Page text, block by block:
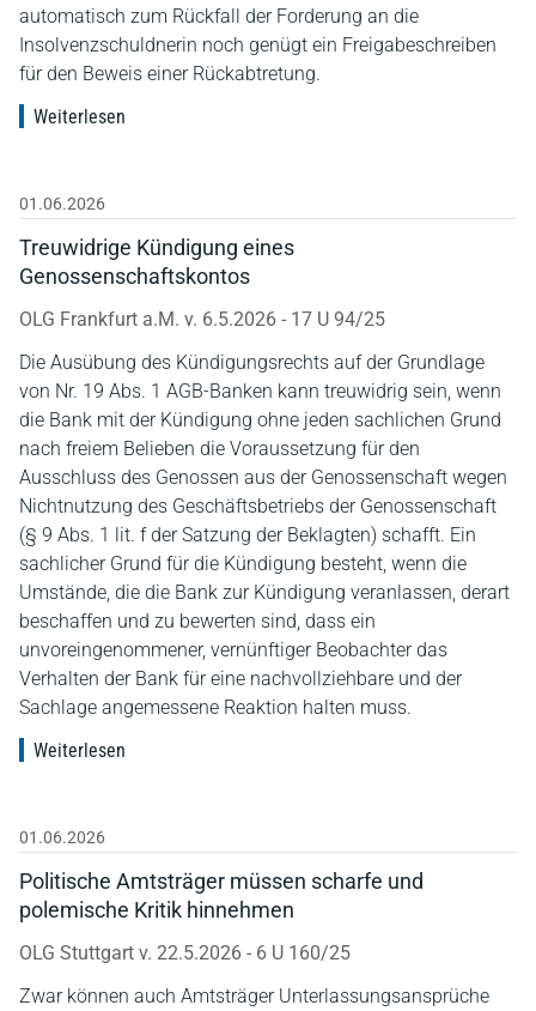
automatisch zum Rückfall der Forderung an die
Insolvenzschuldnerin noch genügt ein Freigabeschreiben
für den Beweis einer Rückabtretung.
Weiterlesen
01.06.2026
Treuwidrige Kündigung eines
Genossenschaftskontos
OLG Frankfurt a.M. v. 6.5.2026 - 17 U 94/25
Die Ausübung des Kündigungsrechts auf der Grundlage
von Nr. 19 Abs. 1 AGB-Banken kann treuwidrig sein, wenn
die Bank mit der Kündigung ohne jeden sachlichen Grund
nach freiem Belieben die Voraussetzung für den
Ausschluss des Genossen aus der Genossenschaft wegen
Nichtnutzung des Geschäftsbetriebs der Genossenschaft
(§ 9 Abs. 1 lit. f der Satzung der Beklagten) schafft. Ein
sachlicher Grund für die Kündigung besteht, wenn die
Umstände, die die Bank zur Kündigung veranlassen, derart
beschaffen und zu bewerten sind, dass ein
unvoreingenommener, vernünftiger Beobachter das
Verhalten der Bank für eine nachvollziehbare und der
Sachlage angemessene Reaktion halten muss.
Weiterlesen
01.06.2026
Politische Amtsträger müssen scharfe und
polemische Kritik hinnehmen
OLG Stuttgart v. 22.5.2026 - 6 U 160/25
Zwar können auch Amtsträger Unterlassungsansprüche